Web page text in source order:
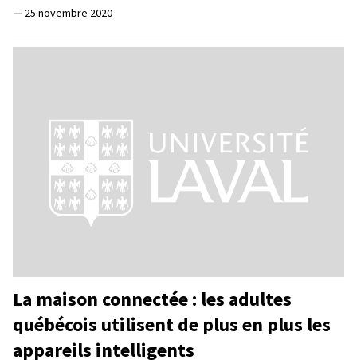
— 25 novembre 2020
La maison connectée : les adultes
québécois utilisent de plus en plus les
appareils intelligents